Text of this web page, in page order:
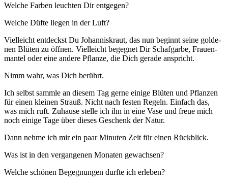
Wel­che Far­ben leuch­ten Dir entgegen?
Wel­che Düf­te lie­gen in der Luft?
Viel­leicht ent­deckst Du Johan­nis­kraut, das nun beginnt sei­ne gol­de­
nen Blü­ten zu öff­nen. Viel­leicht begeg­net Dir Schaf­gar­be, Frau­en­
man­tel oder eine ande­re Pflan­ze, die Dich gera­de anspricht.
Nimm wahr, was Dich berührt.
Ich selbst samm­le an die­sem Tag ger­ne eini­ge Blü­ten und Pflan­zen
für einen klei­nen Strauß. Nicht nach fes­ten Regeln. Ein­fach das,
was mich ruft. Zuhau­se stel­le ich ihn in eine Vase und freue mich
noch eini­ge Tage über die­ses Geschenk der Natur.
Dann neh­me ich mir ein paar Minu­ten Zeit für einen Rückblick.
Was ist in den ver­gan­ge­nen Mona­ten gewachsen?
Wel­che schö­nen Begeg­nun­gen durf­te ich erleben?